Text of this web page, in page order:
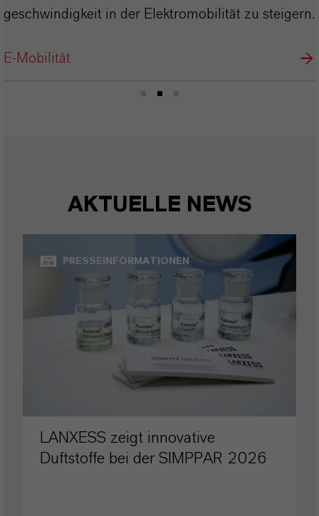
geschwindigkeit in der Elektromobilität zu steigern.
E-Mobilität
AKTUELLE NEWS
PRESSEINFORMATIONEN
LANXESS zeigt innovative
Duftstoffe bei der SIMPPAR 2026